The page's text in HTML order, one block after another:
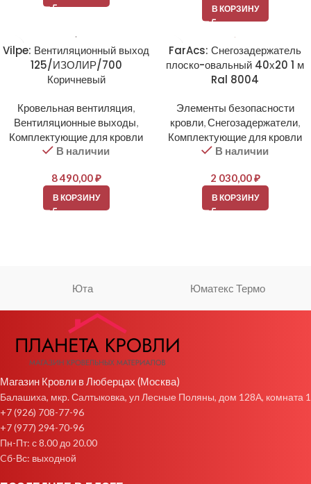
В КОРЗИНУ
Vilpe: Вентиляционный выход
125/ИЗОЛИР/700
Коричневый
Кровельная вентиляция,
Вентиляционные выходы,
Комплектующие для кровли
В наличии
8 490,00₽
В КОРЗИНУ
FarAcs: Снегозадержатель
плоско-овальный 40х20 1 м
Ral 8004
Элементы безопасности
кровли,Снегозадержатели,
Комплектующие для кровли
В наличии
2 030,00₽
В КОРЗИНУ
Юта Юматекс Термо
Магазин Кровли в Люберцах (Москва)
Балашиха, мкр. Салтыковка, ул Лесные Поляны, дом 128А, комната 1
+7 (926) 708-77-96
+7 (977) 294-70-96
Пн-Пт: с 8.00 до 20.00
Cб-Вс: выходной